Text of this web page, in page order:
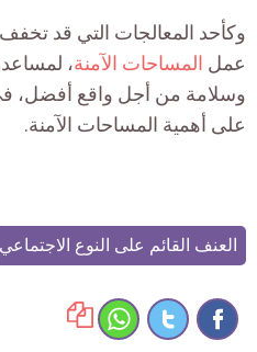
وكأحد المعالجات التي قد
عمل المساحات الآمنة،
وسلامة من أجل واقع أفضل،
على أهمية المساحات الآمنة.
العنف القائم على النوع الاجتماعي